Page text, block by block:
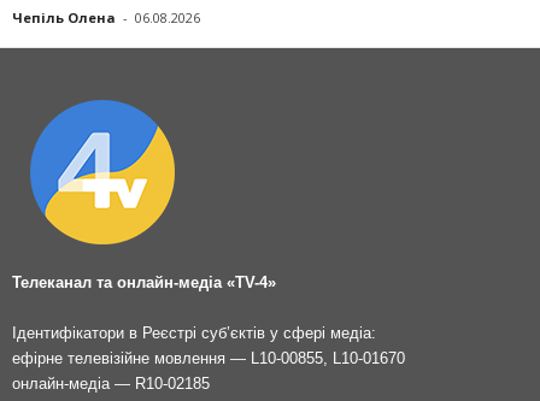
Чепіль Олена - 06.08.2026
Телеканал та онлайн-медіа «TV-4»
Ідентифікатори в Реєстрі суб’єктів у сфері медіа:
ефірне телевізійне мовлення — L10-00855, L10-01670
онлайн-медіа — R10-02185